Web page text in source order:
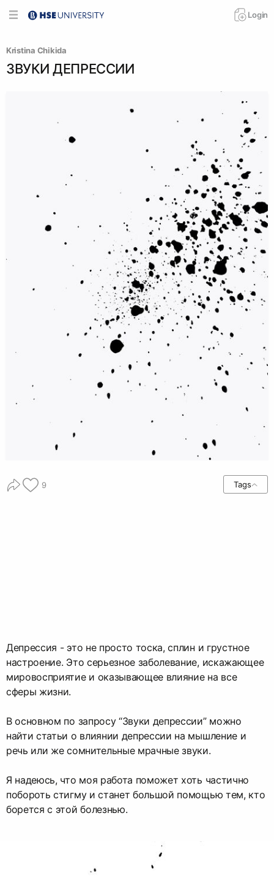
Login
Kristina Chikida
ЗВУКИ ДЕПРЕССИИ
9 Tags
Депрессия - это не просто тоска, сплин и грустное
настроение. Это серьезное заболевание, искажающее
мировосприятие и оказывающее влияние на все
сферы жизни.
В основном по запросу “Звуки депрессии” можно
найти статьи о влиянии депрессии на мышление и
речь или же сомнительные мрачные звуки.
Я надеюсь, что моя работа поможет хоть частично
побороть стигму и станет большой помощью тем, кто
борется с этой болезнью.